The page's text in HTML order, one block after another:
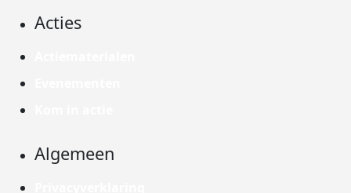
Acties
Algemeen